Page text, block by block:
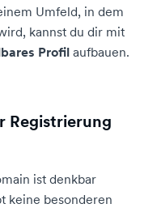
Umfeld, in dem
kannst du dir mit
Profil aufbauen.
Registrierung
ist denkbar
keine besonderen